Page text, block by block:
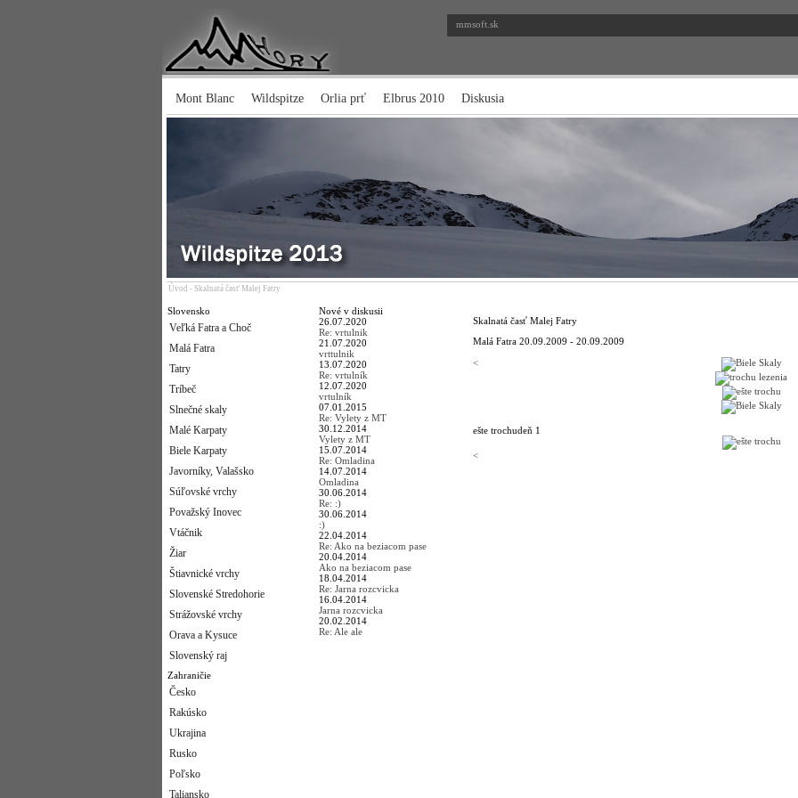
mmsoft.sk
Mont Blanc Wildspitze Orlia prť Elbrus 2010 Diskusia
Úvod - Skalnatá časť Malej Fatry
Slovensko
Veľká Fatra a Choč
Malá Fatra
Tatry
Tríbeč
Slnečné skaly
Malé Karpaty
Biele Karpaty
Javorníky, Valašsko
Súľovské vrchy
Považský Inovec
Vtáčnik
Žiar
Štiavnické vrchy
Slovenské Stredohorie
Strážovské vrchy
Orava a Kysuce
Slovenský raj
Zahraničie
Česko
Rakúsko
Ukrajina
Rusko
Poľsko
Taliansko
Nové v diskusii
26.07.2020
Re: vrtulnik
21.07.2020
vrttulnik
13.07.2020
Re: vrtulník
12.07.2020
vrtulník
07.01.2015
Re: Vylety z MT
30.12.2014
Vylety z MT
15.07.2014
Re: Omladina
14.07.2014
Omladina
30.06.2014
Re: :)
30.06.2014
:)
22.04.2014
Re: Ako na beziacom pase
20.04.2014
Ako na beziacom pase
18.04.2014
Re: Jarna rozcvicka
16.04.2014
Jarna rozcvicka
20.02.2014
Re: Ale ale
Skalnatá časť Malej Fatry
Malá Fatra 20.09.2009 - 20.09.2009
<
ešte trochudeň 1
<